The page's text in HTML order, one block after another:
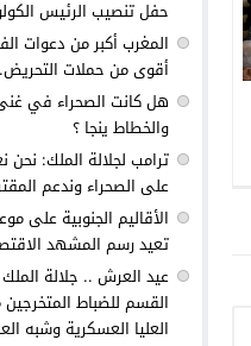
حفل تنصيب الرئيس
المغرب أكبر من دعوات
أقوى من حملات التحريض.
هل كانت الصحراء في
والخطاط ينجا ؟
ترامب لجلالة الملك:
على الصحراء وندعم
الأقاليم الجنوبية على
تعيد رسم المشهد
عيد العرش .. جلالة
القسم للضباط
العليا العسكرية وشبه